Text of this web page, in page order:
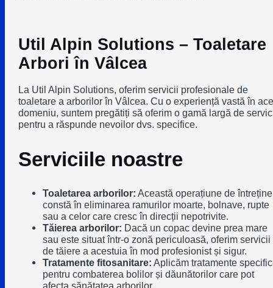
Util Alpin Solutions – Toaletare
Arbori în Vâlcea
La Util Alpin Solutions, oferim servicii profesionale de
toaletare a arborilor în Vâlcea. Cu o experiență vastă în
domeniu, suntem pregătiți să oferim o gamă largă de
pentru a răspunde nevoilor dvs. specifice.
Serviciile noastre
Toaletarea arborilor: Această operațiune de
constă în eliminarea ramurilor moarte, bolnave, rupte
sau a celor care cresc în direcții nepotrivite.
Tăierea arborilor: Dacă un copac devine prea mare
sau este situat într-o zonă periculoasă, oferim servicii
de tăiere a acestuia în mod profesionist și sigur.
Tratamente fitosanitare: Aplicăm tratamente
pentru combaterea bolilor și dăunătorilor care pot
afecta sănătatea arborilor.